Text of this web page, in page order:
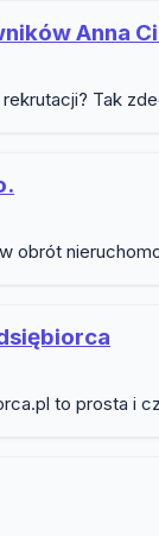
Anna
Tak
obrót
to prosta i